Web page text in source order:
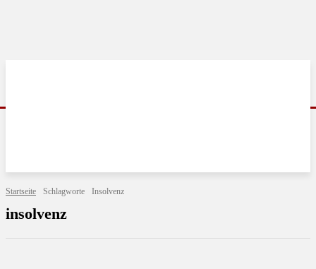
Startseite Schlagworte Insolvenz
insolvenz